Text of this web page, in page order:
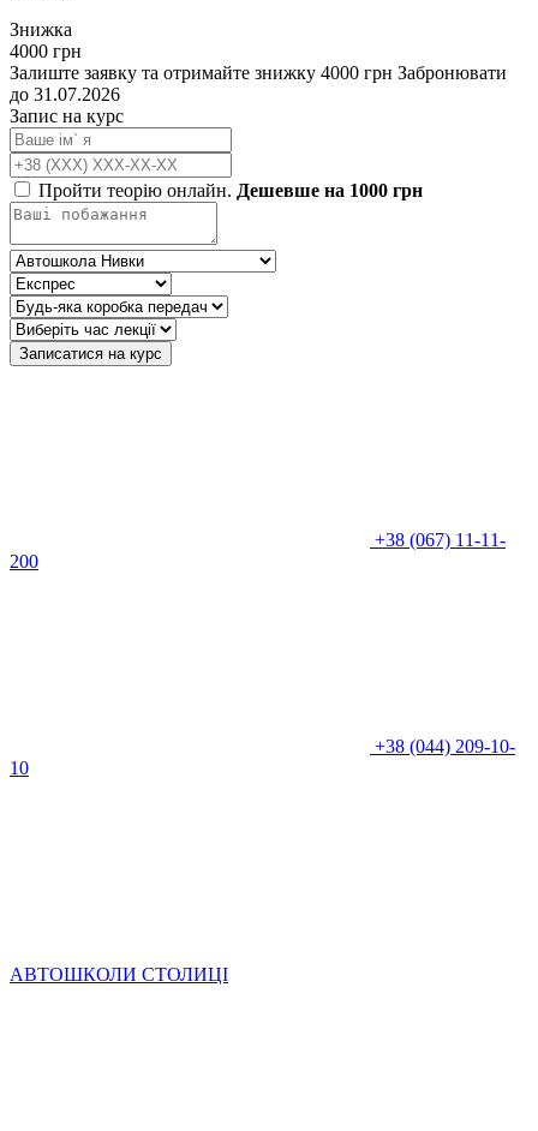
Знижка
4000 грн
Залиште заявку та отримайте знижку 4000 грн Забронювати
до 31.07.2026
Запис на курс
Пройти теорію онлайн. Дешевше на 1000 грн
Записатися на курс
+38 (067) 11-11-
200
+38 (044) 209-10-
10
АВТОШКОЛИ СТОЛИЦІ